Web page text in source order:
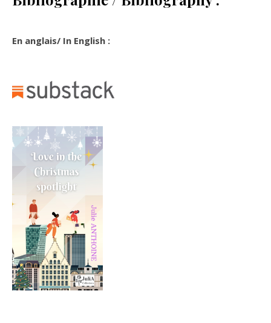
En anglais/ In English :